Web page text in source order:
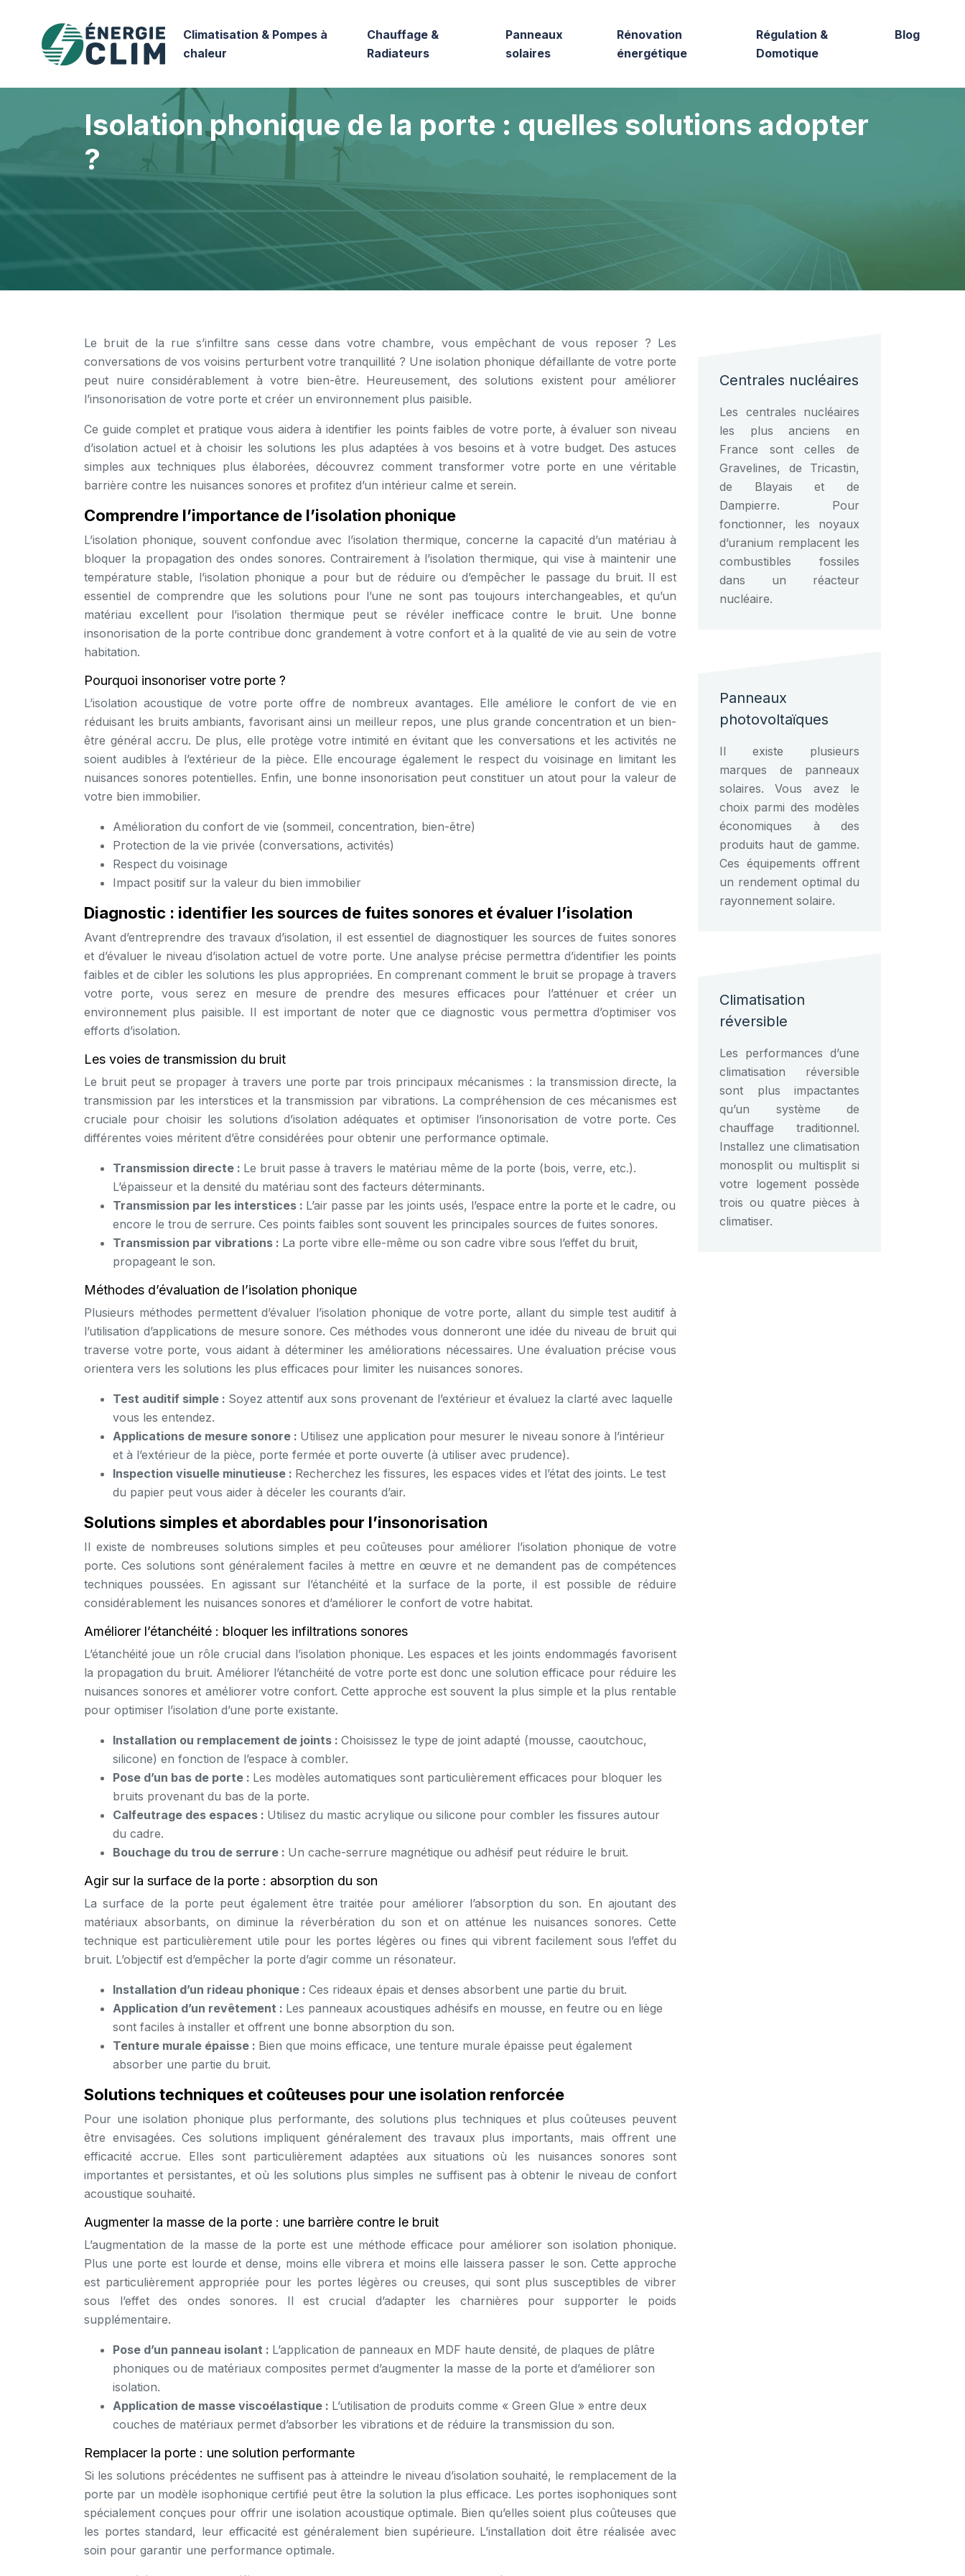
Climatisation & Pompes à
chaleur
Chauffage &
Radiateurs
Panneaux
solaires
Rénovation
énergétique
Régulation &
Domotique
Blog
Isolation phonique de la porte : quelles solutions adopter
?
Le bruit de la rue s’infiltre sans cesse dans votre chambre, vous empêchant de vous reposer ? Les
conversations de vos voisins perturbent votre tranquillité ? Une isolation phonique défaillante de votre porte
peut nuire considérablement à votre bien-être. Heureusement, des solutions existent pour améliorer
l’insonorisation de votre porte et créer un environnement plus paisible.
Ce guide complet et pratique vous aidera à identifier les points faibles de votre porte, à évaluer son niveau
d’isolation actuel et à choisir les solutions les plus adaptées à vos besoins et à votre budget. Des astuces
simples aux techniques plus élaborées, découvrez comment transformer votre porte en une véritable
barrière contre les nuisances sonores et profitez d’un intérieur calme et serein.
Comprendre l’importance de l’isolation phonique
L’isolation phonique, souvent confondue avec l’isolation thermique, concerne la capacité d’un matériau à
bloquer la propagation des ondes sonores. Contrairement à l’isolation thermique, qui vise à maintenir une
température stable, l’isolation phonique a pour but de réduire ou d’empêcher le passage du bruit. Il est
essentiel de comprendre que les solutions pour l’une ne sont pas toujours interchangeables, et qu’un
matériau excellent pour l’isolation thermique peut se révéler inefficace contre le bruit. Une bonne
insonorisation de la porte contribue donc grandement à votre confort et à la qualité de vie au sein de votre
habitation.
Pourquoi insonoriser votre porte ?
L’isolation acoustique de votre porte offre de nombreux avantages. Elle améliore le confort de vie en
réduisant les bruits ambiants, favorisant ainsi un meilleur repos, une plus grande concentration et un bien-
être général accru. De plus, elle protège votre intimité en évitant que les conversations et les activités ne
soient audibles à l’extérieur de la pièce. Elle encourage également le respect du voisinage en limitant les
nuisances sonores potentielles. Enfin, une bonne insonorisation peut constituer un atout pour la valeur de
votre bien immobilier.
Amélioration du confort de vie (sommeil, concentration, bien-être)
Protection de la vie privée (conversations, activités)
Respect du voisinage
Impact positif sur la valeur du bien immobilier
Diagnostic : identifier les sources de fuites sonores et évaluer l’isolation
Avant d’entreprendre des travaux d’isolation, il est essentiel de diagnostiquer les sources de fuites sonores
et d’évaluer le niveau d’isolation actuel de votre porte. Une analyse précise permettra d’identifier les points
faibles et de cibler les solutions les plus appropriées. En comprenant comment le bruit se propage à travers
votre porte, vous serez en mesure de prendre des mesures efficaces pour l’atténuer et créer un
environnement plus paisible. Il est important de noter que ce diagnostic vous permettra d’optimiser vos
efforts d’isolation.
Les voies de transmission du bruit
Le bruit peut se propager à travers une porte par trois principaux mécanismes : la transmission directe, la
transmission par les interstices et la transmission par vibrations. La compréhension de ces mécanismes est
cruciale pour choisir les solutions d’isolation adéquates et optimiser l’insonorisation de votre porte. Ces
différentes voies méritent d’être considérées pour obtenir une performance optimale.
Transmission directe : Le bruit passe à travers le matériau même de la porte (bois, verre, etc.).
L’épaisseur et la densité du matériau sont des facteurs déterminants.
Transmission par les interstices : L’air passe par les joints usés, l’espace entre la porte et le cadre, ou
encore le trou de serrure. Ces points faibles sont souvent les principales sources de fuites sonores.
Transmission par vibrations : La porte vibre elle-même ou son cadre vibre sous l’effet du bruit,
propageant le son.
Méthodes d’évaluation de l’isolation phonique
Plusieurs méthodes permettent d’évaluer l’isolation phonique de votre porte, allant du simple test auditif à
l’utilisation d’applications de mesure sonore. Ces méthodes vous donneront une idée du niveau de bruit qui
traverse votre porte, vous aidant à déterminer les améliorations nécessaires. Une évaluation précise vous
orientera vers les solutions les plus efficaces pour limiter les nuisances sonores.
Test auditif simple : Soyez attentif aux sons provenant de l’extérieur et évaluez la clarté avec laquelle
vous les entendez.
Applications de mesure sonore : Utilisez une application pour mesurer le niveau sonore à l’intérieur
et à l’extérieur de la pièce, porte fermée et porte ouverte (à utiliser avec prudence).
Inspection visuelle minutieuse : Recherchez les fissures, les espaces vides et l’état des joints. Le test
du papier peut vous aider à déceler les courants d’air.
Solutions simples et abordables pour l’insonorisation
Il existe de nombreuses solutions simples et peu coûteuses pour améliorer l’isolation phonique de votre
porte. Ces solutions sont généralement faciles à mettre en œuvre et ne demandent pas de compétences
techniques poussées. En agissant sur l’étanchéité et la surface de la porte, il est possible de réduire
considérablement les nuisances sonores et d’améliorer le confort de votre habitat.
Améliorer l’étanchéité : bloquer les infiltrations sonores
L’étanchéité joue un rôle crucial dans l’isolation phonique. Les espaces et les joints endommagés favorisent
la propagation du bruit. Améliorer l’étanchéité de votre porte est donc une solution efficace pour réduire les
nuisances sonores et améliorer votre confort. Cette approche est souvent la plus simple et la plus rentable
pour optimiser l’isolation d’une porte existante.
Installation ou remplacement de joints : Choisissez le type de joint adapté (mousse, caoutchouc,
silicone) en fonction de l’espace à combler.
Pose d’un bas de porte : Les modèles automatiques sont particulièrement efficaces pour bloquer les
bruits provenant du bas de la porte.
Calfeutrage des espaces : Utilisez du mastic acrylique ou silicone pour combler les fissures autour
du cadre.
Bouchage du trou de serrure : Un cache-serrure magnétique ou adhésif peut réduire le bruit.
Agir sur la surface de la porte : absorption du son
La surface de la porte peut également être traitée pour améliorer l’absorption du son. En ajoutant des
matériaux absorbants, on diminue la réverbération du son et on atténue les nuisances sonores. Cette
technique est particulièrement utile pour les portes légères ou fines qui vibrent facilement sous l’effet du
bruit. L’objectif est d’empêcher la porte d’agir comme un résonateur.
Installation d’un rideau phonique : Ces rideaux épais et denses absorbent une partie du bruit.
Application d’un revêtement : Les panneaux acoustiques adhésifs en mousse, en feutre ou en liège
sont faciles à installer et offrent une bonne absorption du son.
Tenture murale épaisse : Bien que moins efficace, une tenture murale épaisse peut également
absorber une partie du bruit.
Solutions techniques et coûteuses pour une isolation renforcée
Pour une isolation phonique plus performante, des solutions plus techniques et plus coûteuses peuvent
être envisagées. Ces solutions impliquent généralement des travaux plus importants, mais offrent une
efficacité accrue. Elles sont particulièrement adaptées aux situations où les nuisances sonores sont
importantes et persistantes, et où les solutions plus simples ne suffisent pas à obtenir le niveau de confort
acoustique souhaité.
Augmenter la masse de la porte : une barrière contre le bruit
L’augmentation de la masse de la porte est une méthode efficace pour améliorer son isolation phonique.
Plus une porte est lourde et dense, moins elle vibrera et moins elle laissera passer le son. Cette approche
est particulièrement appropriée pour les portes légères ou creuses, qui sont plus susceptibles de vibrer
sous l’effet des ondes sonores. Il est crucial d’adapter les charnières pour supporter le poids
supplémentaire.
Pose d’un panneau isolant : L’application de panneaux en MDF haute densité, de plaques de plâtre
phoniques ou de matériaux composites permet d’augmenter la masse de la porte et d’améliorer son
isolation.
Application de masse viscoélastique : L’utilisation de produits comme « Green Glue » entre deux
couches de matériaux permet d’absorber les vibrations et de réduire la transmission du son.
Remplacer la porte : une solution performante
Si les solutions précédentes ne suffisent pas à atteindre le niveau d’isolation souhaité, le remplacement de la
porte par un modèle isophonique certifié peut être la solution la plus efficace. Les portes isophoniques sont
spécialement conçues pour offrir une isolation acoustique optimale. Bien qu’elles soient plus coûteuses que
les portes standard, leur efficacité est généralement bien supérieure. L’installation doit être réalisée avec
soin pour garantir une performance optimale.
Centrales nucléaires
Les centrales nucléaires
les plus anciens en
France sont celles de
Gravelines, de Tricastin,
de Blayais et de
Dampierre. Pour
fonctionner, les noyaux
d’uranium remplacent les
combustibles fossiles
dans un réacteur
nucléaire.
Panneaux
photovoltaïques
Il existe plusieurs
marques de panneaux
solaires. Vous avez le
choix parmi des modèles
économiques à des
produits haut de gamme.
Ces équipements offrent
un rendement optimal du
rayonnement solaire.
Climatisation
réversible
Les performances d’une
climatisation réversible
sont plus impactantes
qu’un système de
chauffage traditionnel.
Installez une climatisation
monosplit ou multisplit si
votre logement possède
trois ou quatre pièces à
climatiser.